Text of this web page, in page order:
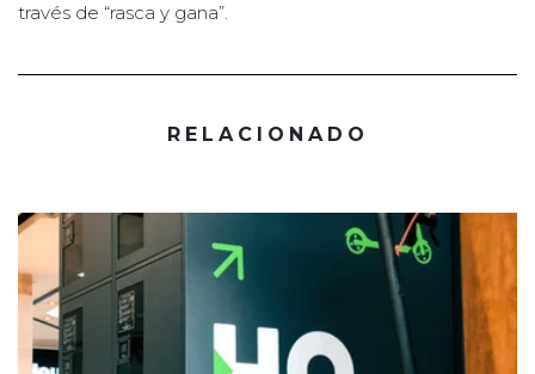
través de “rasca y gana”.
RELACIONADO